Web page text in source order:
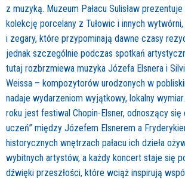
z muzyką. Muzeum Pałacu Sulisław
kolekcję porcelany z Tułowic i innych
i zegary, które przypominają dawne czasy
jednak szczególnie podczas spotkań
tutaj rozbrzmiewa muzyka Józefa Elsnera i
Weissa – kompozytorów urodzonych w
nadaje wydarzeniom wyjątkowy, lokalny
roku jest festiwal Chopin-Elsner, odnoszący
uczeń” między Józefem Elsnerem a
historycznych wnętrzach pałacu ich dzieła
wybitnych artystów, a każdy koncert staje się
dźwięki przeszłości, które wciąż inspirują